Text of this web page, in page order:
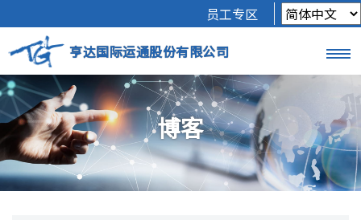
亨达国际运通股份有限公司
员工专区
博客